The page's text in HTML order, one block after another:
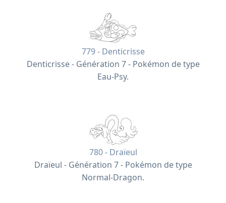
779 - Denticrisse
Denticrisse - Génération 7 - Pokémon de type
Eau-Psy.
780 - Draïeul
Draïeul - Génération 7 - Pokémon de type
Normal-Dragon.